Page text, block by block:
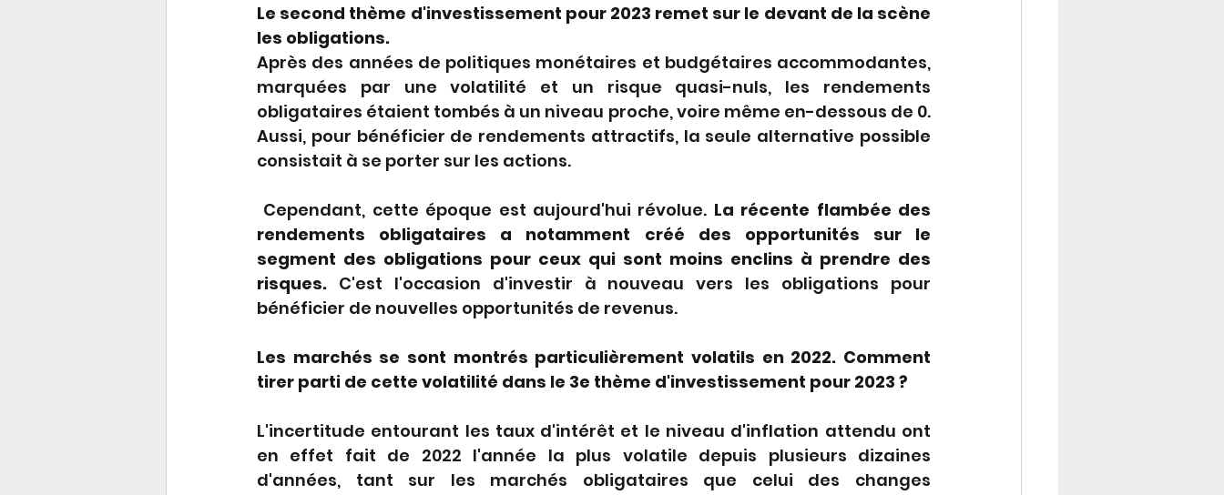
Le second thème d'investissement pour 2023 remet sur le devant de la scène
les obligations.
Après des années de politiques monétaires et budgétaires accommodantes,
marquées par une volatilité et un risque quasi-nuls, les rendements
obligataires étaient tombés à un niveau proche, voire même en-dessous de 0.
Aussi, pour bénéficier de rendements attractifs, la seule alternative possible
consistait à se porter sur les actions.
Cependant, cette époque est aujourd'hui révolue. La récente flambée des
rendements obligataires a notamment créé des opportunités sur le
segment des obligations pour ceux qui sont moins enclins à prendre des
risques. C'est l'occasion d'investir à nouveau vers les obligations pour
bénéficier de nouvelles opportunités de revenus.
Les marchés se sont montrés particulièrement volatils en 2022. Comment
tirer parti de cette volatilité dans le 3e thème d'investissement pour 2023 ?
L'incertitude entourant les taux d'intérêt et le niveau d'inflation attendu ont
en effet fait de 2022 l'année la plus volatile depuis plusieurs dizaines
d'années, tant sur les marchés obligataires que celui des changes